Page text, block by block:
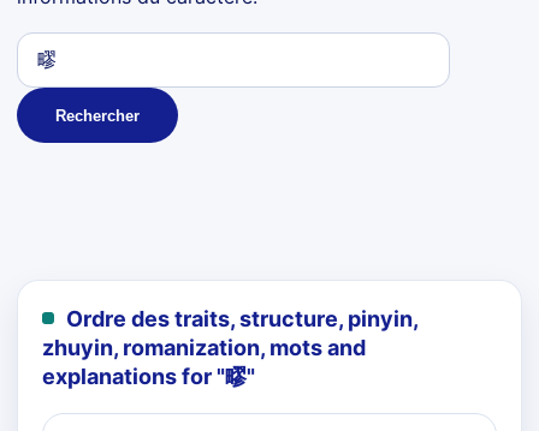
Rechercher
Ordre des traits, structure, pinyin,
zhuyin, romanization, mots and
explanations for "疁"